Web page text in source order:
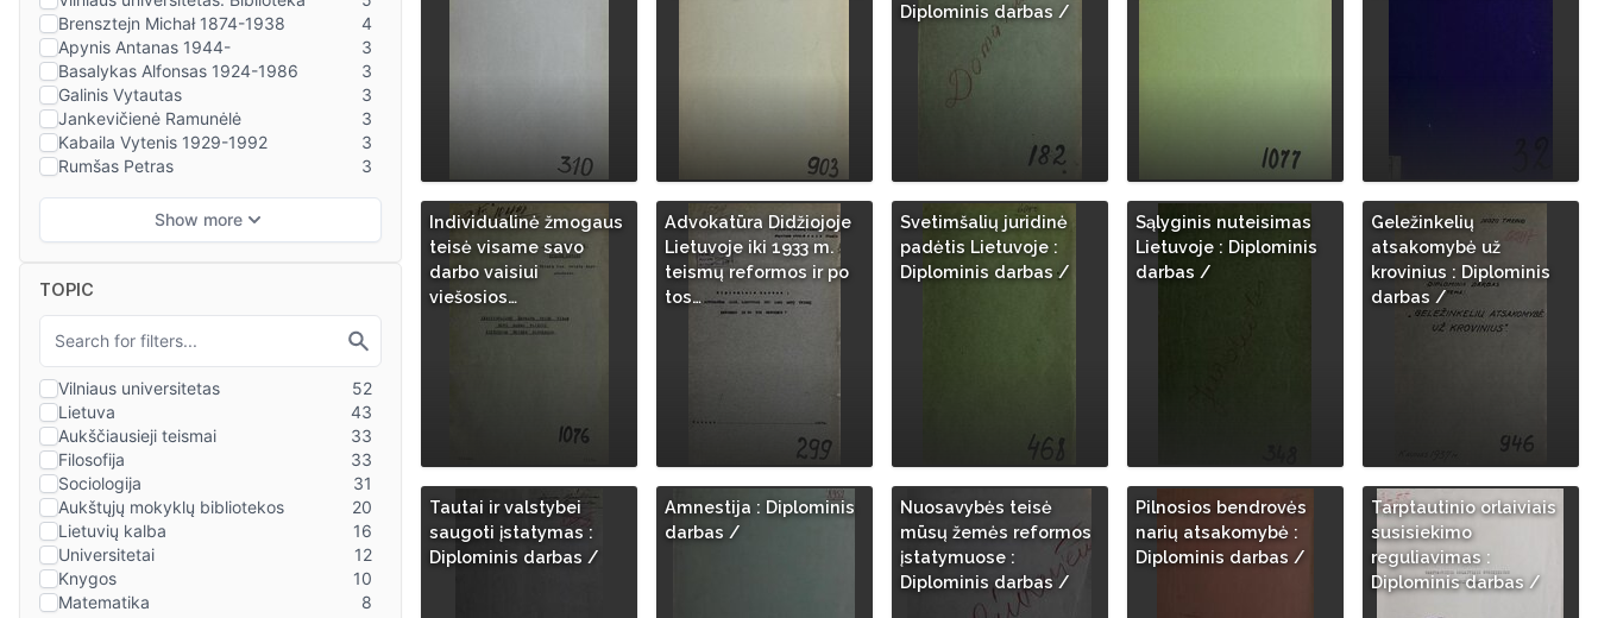
TOPIC
Diplominis darbas /
Individualinė žmogaus
teisė visame savo
darbo vaisiui
viešosios…
Advokatūra Didžiojoje
Lietuvoje iki 1933 m.
teismų reformos ir po
tos…
Svetimšalių juridinė
padėtis Lietuvoje :
Diplominis darbas /
Sąlyginis nuteisimas
Lietuvoje : Diplominis
darbas /
Geležinkelių
atsakomybė už
krovinius : Diplominis
darbas /
Tautai ir valstybei
saugoti įstatymas :
Diplominis darbas /
Amnestija : Diplominis
darbas /
Nuosavybės teisė
mūsų žemės reformos
įstatymuose :
Diplominis darbas /
Pilnosios bendrovės
narių atsakomybė :
Diplominis darbas /
Tarptautinio orlaiviais
susisiekimo
reguliavimas :
Diplominis darbas /